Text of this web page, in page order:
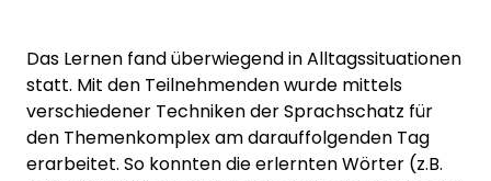
Das Lernen fand überwiegend in Alltagssituationen
statt. Mit den Teilnehmenden wurde mittels
verschiedener Techniken der Sprachschatz für
den Themenkomplex am darauffolgenden Tag
erarbeitet. So konnten die erlernten Wörter (z.B.